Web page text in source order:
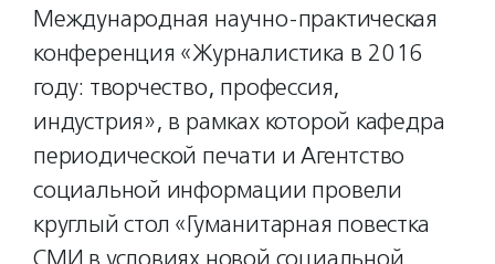
Международная научно-практическая
конференция «Журналистика в 2016
году: творчество, профессия,
индустрия», в рамках которой кафедра
периодической печати и Агентство
социальной информации провели
круглый стол «Гуманитарная повестка